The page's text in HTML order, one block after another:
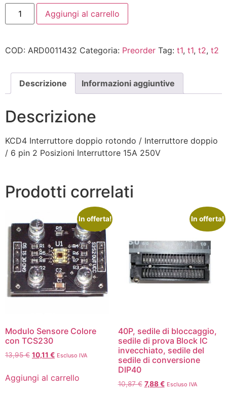
Aggiungi al carrello
COD: ARD0011432 Categoria: Preorder Tag: t1, t1, t2, t2
Descrizione Informazioni aggiuntive
Descrizione
KCD4 Interruttore doppio rotondo / Interruttore doppio
/ 6 pin 2 Posizioni Interruttore 15A 250V
Prodotti correlati
In offerta!
Modulo Sensore Colore
con TCS230
13,95€ 10,11 € Escluso IVA
Aggiungi al carrello
In offerta!
40P, sedile di bloccaggio,
sedile di prova Block IC
invecchiato, sedile del
sedile di conversione
DIP40
10,87€ 7,88€ Escluso IVA